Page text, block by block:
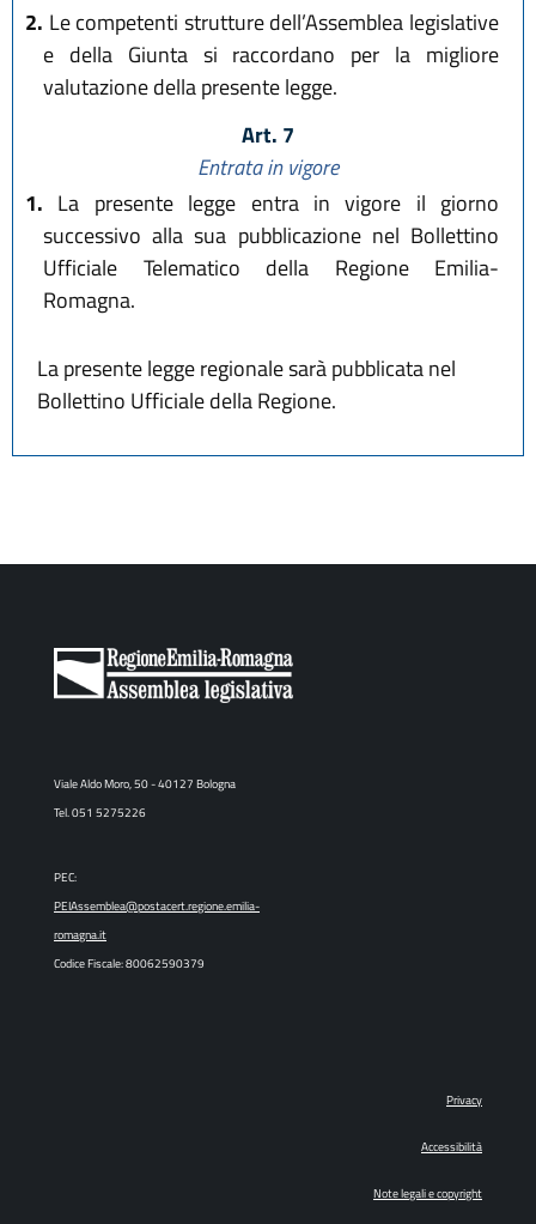
2. Le competenti strutture dell’Assemblea legislative
e della Giunta si raccordano per la migliore
valutazione della presente legge.
Art. 7
Entrata in vigore
1. La presente legge entra in vigore il giorno
successivo alla sua pubblicazione nel Bollettino
Ufficiale Telematico della Regione Emilia-
Romagna.
La presente legge regionale sarà pubblicata nel
Bollettino Ufficiale della Regione.
Viale Aldo Moro, 50 - 40127 Bologna
Tel. 051 5275226
PEC:
PEIAssemblea@postacert.regione.emilia-
romagna.it
Codice Fiscale: 80062590379
Privacy
Accessibilità
Note legali e copyright